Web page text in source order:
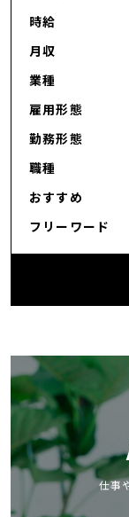
時給
月収
業種
雇用形態
勤務形態
職種
おすすめ
フリーワード
仕事